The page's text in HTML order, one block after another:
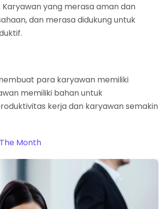
yang merasa aman dan
dan merasa didukung untuk
para karyawan memiliki
memiliki bahan untuk
kerja dan karyawan semakin
Month